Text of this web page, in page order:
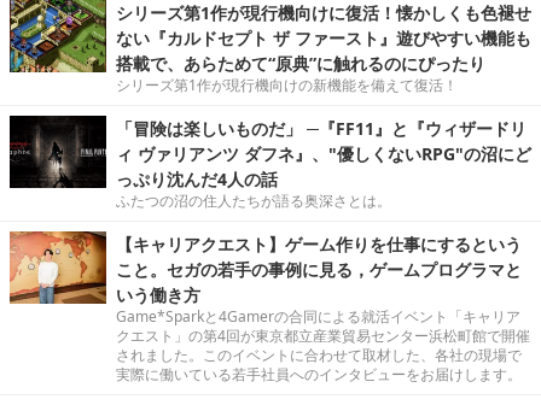
シリーズ第1作が現行機向けに復活！懐かしくも色褪せ
ない『カルドセプト ザ ファースト』遊びやすい機能も
搭載で、あらためて“原典”に触れるのにぴったり
シリーズ第1作が現行機向けの新機能を備えて復活！
「冒険は楽しいものだ」 ─『FF11』と『ウィザードリ
ィ ヴァリアンツ ダフネ』、"優しくないRPG"の沼にど
っぷり沈んだ4人の話
ふたつの沼の住人たちが語る奥深さとは。
【キャリアクエスト】ゲーム作りを仕事にするという
こと。セガの若手の事例に見る，ゲームプログラマと
いう働き方
Game*Sparkと4Gamerの合同による就活イベント「キャリア
クエスト」の第4回が東京都立産業貿易センター浜松町館で開催
されました。このイベントに合わせて取材した、各社の現場で
実際に働いている若手社員へのインタビューをお届けします。